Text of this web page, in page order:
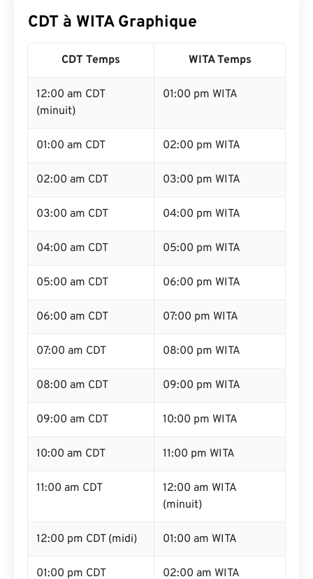
CDT à WITA Graphique
CDT Temps WITA Temps
12:00 am CDT
(minuit)
01:00 pm WITA
01:00 am CDT 02:00 pm WITA
02:00 am CDT 03:00 pm WITA
03:00 am CDT 04:00 pm WITA
04:00 am CDT 05:00 pm WITA
05:00 am CDT 06:00 pm WITA
06:00 am CDT 07:00 pm WITA
07:00 am CDT 08:00 pm WITA
08:00 am CDT 09:00 pm WITA
09:00 am CDT 10:00 pm WITA
10:00 am CDT 11:00 pm WITA
11:00 am CDT
12:00 am WITA
(minuit)
12:00 pm CDT (midi) 01:00 am WITA
01:00 pm CDT 02:00 am WITA